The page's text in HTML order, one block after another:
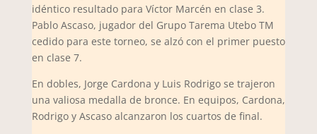
idéntico resultado para Víctor Marcén en clase 3.
Pablo Ascaso, jugador del Grupo Tarema Utebo TM
cedido para este torneo, se alzó con el primer puesto
en clase 7.
En dobles, Jorge Cardona y Luis Rodrigo se trajeron
una valiosa medalla de bronce. En equipos, Cardona,
Rodrigo y Ascaso alcanzaron los cuartos de final.